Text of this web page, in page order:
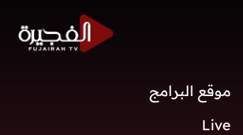
موقع البرامج
Live